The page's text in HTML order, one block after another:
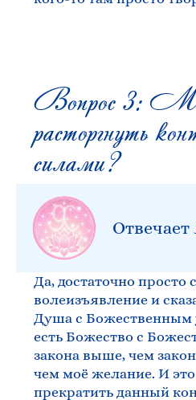
Вопрос 3:
расторгнуть
силами?
Отвечает
Да, достаточно просто
волеизъявление и
Душа с Божественным
есть Божество с
закона выше, чем
чем моё желание. И
прекратить данный